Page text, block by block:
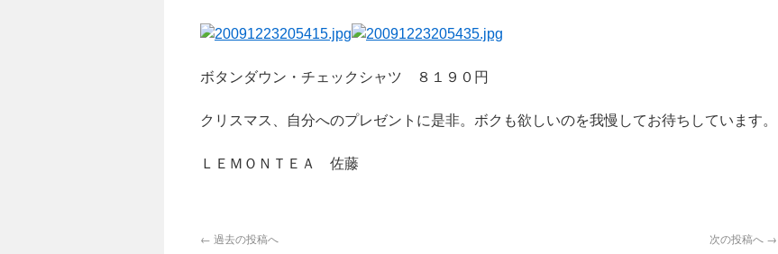
ボタンダウン・チェックシャツ ８１９０円
クリスマス、自分へのプレゼントに是非。ボクも欲しいのを我慢してお待ちしています。
ＬＥＭＯＮＴＥＡ 佐藤
← 過去の投稿へ 次の投稿へ →